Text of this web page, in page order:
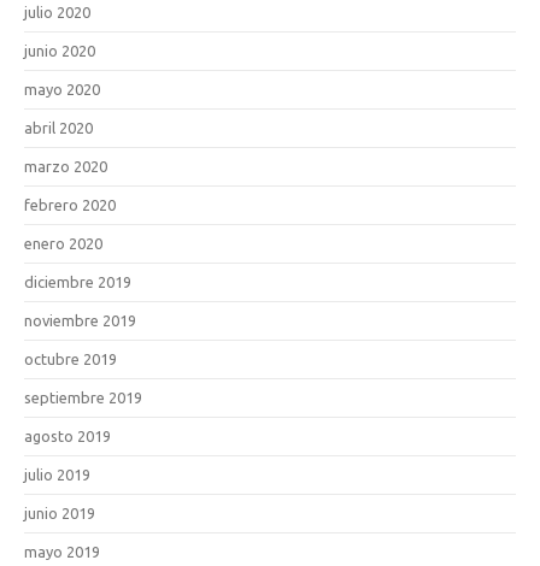
julio 2020
junio 2020
mayo 2020
abril 2020
marzo 2020
febrero 2020
enero 2020
diciembre 2019
noviembre 2019
octubre 2019
septiembre 2019
agosto 2019
julio 2019
junio 2019
mayo 2019